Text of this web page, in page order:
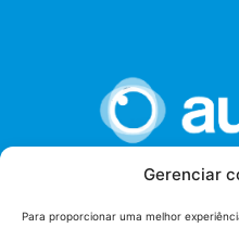
Gerenciar
Para proporcionar uma melhor
União dos Auditores